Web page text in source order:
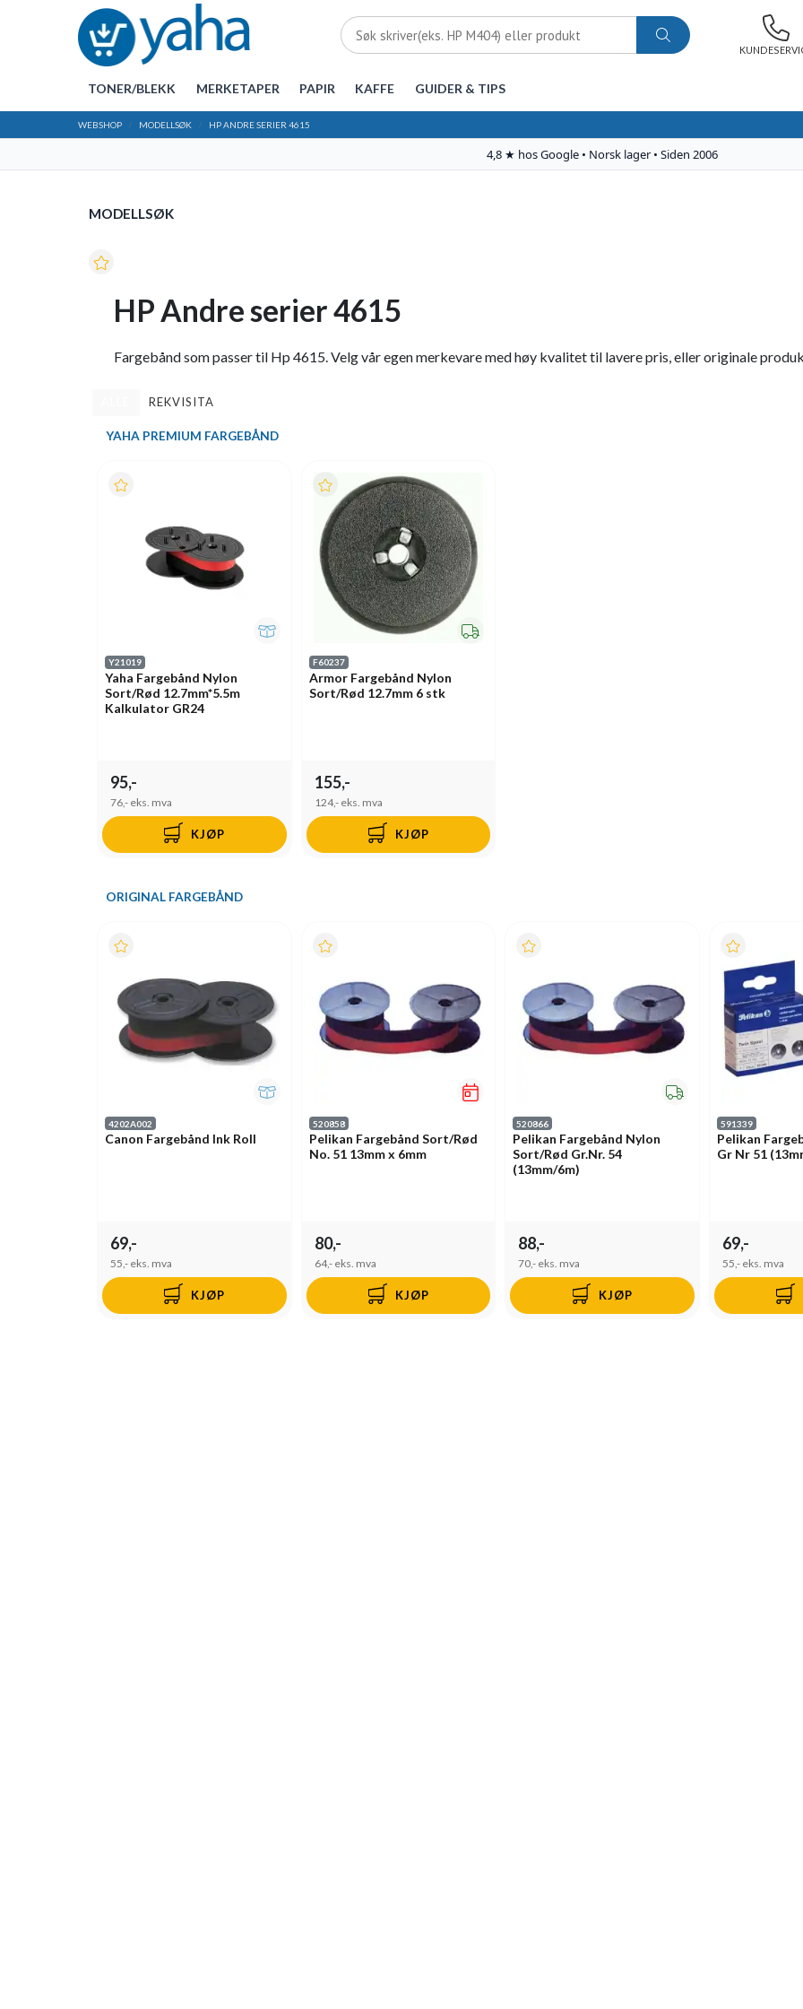
TONER/BLEKK MERKETAPER PAPIR KAFFE GUIDER & TIPS
WEBSHOP MODELLSØK HP ANDRE SERIER 4615
MODELLSØK
HP Andre serier 4615
Fargebånd som passer til Hp 4615. Velg vår egen merkevare med høy kvalitet til lavere pris, eller originale
REKVISITA
YAHA PREMIUM FARGEBÅND
Y21019
Yaha Fargebånd Nylon
Sort/Rød 12.7mm*5.5m
Kalkulator GR24
95,-
76,- eks. mva
KJØP
F60237
Armor Fargebånd Nylon
Sort/Rød 12.7mm 6 stk
155,-
124,- eks. mva
KJØP
ORIGINAL FARGEBÅND
4202A002
Canon Fargebånd Ink Roll
69,-
55,- eks. mva
KJØP
520858
Pelikan Fargebånd Sort/Rød
No. 51 13mm x 6mm
80,-
64,- eks. mva
KJØP
520866
Pelikan Fargebånd Nylon
Sort/Rød Gr.Nr. 54
(13mm/6m)
88,-
70,- eks. mva
KJØP
591339
Pelikan
Gr Nr 51
69,-
55,- eks. mva